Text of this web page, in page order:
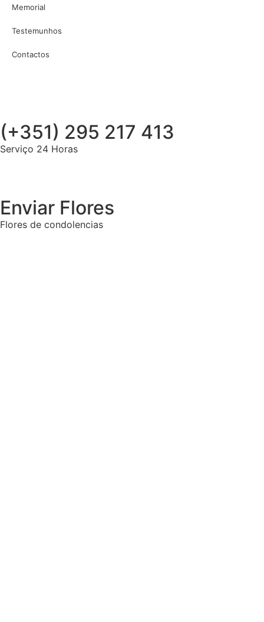
Memorial
Testemunhos
Contactos
(+351) 295 217 413
Serviço 24 Horas
Enviar Flores
Flores de condolencias